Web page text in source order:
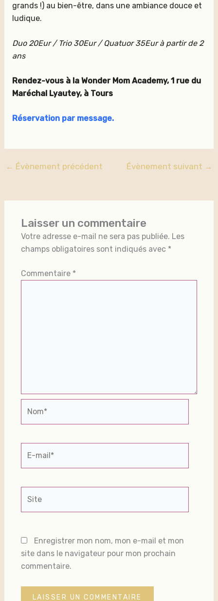
grands !) au bien-être, dans une ambiance douce et
ludique.
Duo 20Eur / Trio 30Eur / Quatuor 35Eur à partir de 2
ans
Rendez-vous à la Wonder Mom Academy, 1 rue du
Maréchal Lyautey, à Tours
Réservation par message.
← Évènement précédent Évènement suivant →
Laisser un commentaire
Votre adresse e-mail ne sera pas publiée. Les
champs obligatoires sont indiqués avec *
Commentaire *
mail*
Enregistrer mon nom, mon e-mail et mon
site dans le navigateur pour mon prochain
commentaire.